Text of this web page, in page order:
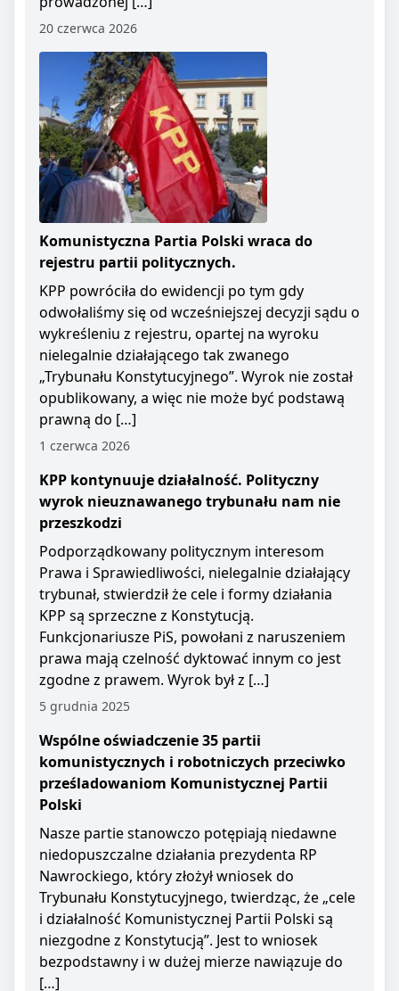
20 czerwca 2026
Komunistyczna Partia Polski wraca do
rejestru partii politycznych.
KPP powróciła do ewidencji po tym gdy
odwołaliśmy się od wcześniejszej decyzji sądu o
wykreśleniu z rejestru, opartej na wyroku
nielegalnie działającego tak zwanego
„Trybunału Konstytucyjnego”. Wyrok nie został
opublikowany, a więc nie może być podstawą
prawną do […]
1 czerwca 2026
KPP kontynuuje działalność. Polityczny
wyrok nieuznawanego trybunału nam nie
przeszkodzi
Podporządkowany politycznym interesom
Prawa i Sprawiedliwości, nielegalnie działający
trybunał, stwierdził że cele i formy działania
KPP są sprzeczne z Konstytucją.
Funkcjonariusze PiS, powołani z naruszeniem
prawa mają czelność dyktować innym co jest
zgodne z prawem. Wyrok był z […]
5 grudnia 2025
Wspólne oświadczenie 35 partii
komunistycznych i robotniczych przeciwko
prześladowaniom Komunistycznej Partii
Polski
Nasze partie stanowczo potępiają niedawne
niedopuszczalne działania prezydenta RP
Nawrockiego, który złożył wniosek do
Trybunału Konstytucyjnego, twierdząc, że „cele
i działalność Komunistycznej Partii Polski są
niezgodne z Konstytucją”. Jest to wniosek
bezpodstawny i w dużej mierze nawiązuje do
[…]